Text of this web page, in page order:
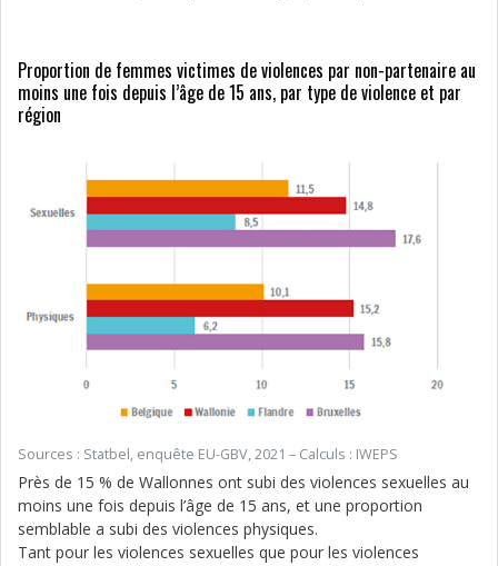
Proportion de femmes victimes de violences par non-partenaire au
moins une fois depuis l’âge de 15 ans, par type de violence et par
région
Sources : Statbel, enquête EU-GBV, 2021 – Calculs : IWEPS
Près de 15 % de Wallonnes ont subi des violences sexuelles au
moins une fois depuis l’âge de 15 ans, et une proportion
semblable a subi des violences physiques.
Tant pour les violences sexuelles que pour les violences